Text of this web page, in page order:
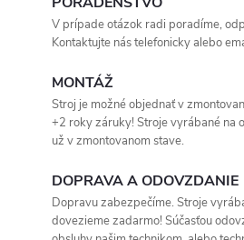
V prípade otázok radi poradíme,
Kontaktujte nás telefonicky alebo
MONTÁŽ
Stroj je možné objednať v
+2 roky záruky! Stroje vyrábané na
už v zmontovanom stave.
DOPRAVA A ODOVZDANIE
Dopravu zabezpečíme. Stroje
dovezieme zadarmo! Súčasťou